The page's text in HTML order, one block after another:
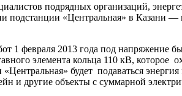
подрядных организаций,
подстанции «Центральная» в
1 февраля 2013 года под напряжение
элемента кольца 110 кВ, которое
будет подаваться
и другие объекты с суммарной